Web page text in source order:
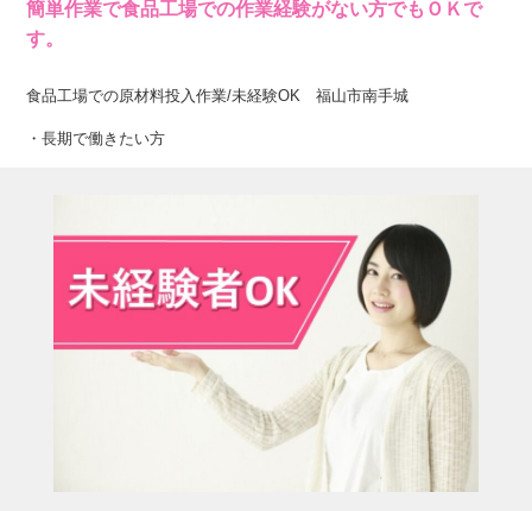
簡単作業で食品工場での作業経験がない方でもＯＫで
す。
食品工場での原材料投入作業/未経験OK 福山市南手城
・長期で働きたい方